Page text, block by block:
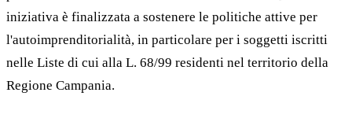
iniziativa è finalizzata a sostenere le politiche attive per
l'autoimprenditorialità, in particolare per i soggetti iscritti
nelle Liste di cui alla L. 68/99 residenti nel territorio della
Regione Campania.